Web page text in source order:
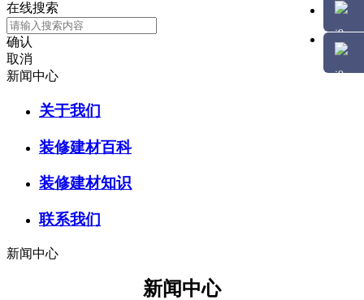
在线搜索
确认
取消
新闻中心
关于我们
装修建材百科
装修建材知识
联系我们
新闻中心
新闻中心